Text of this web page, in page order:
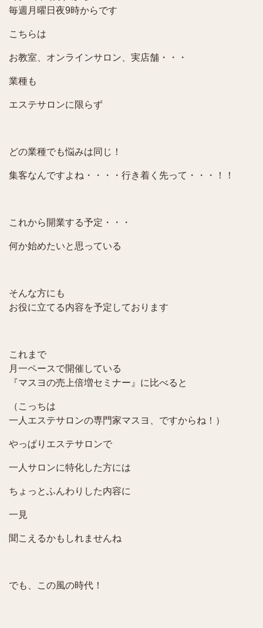
毎週月曜日夜9時からです
こちらは
お教室、オンラインサロン、実店舗・・・
業種も
エステサロンに限らず
どの業種でも悩みは同じ！
集客なんですよね・・・・行き着く先って・・・！！
これから開業する予定・・・
何か始めたいと思っている
そんな方にも
お役に立てる内容を予定しております
これまで
月一ペースで開催している
『マスヨの売上倍増セミナー』に比べると
（こっちは
一人エステサロンの専門家マスヨ、ですからね！）
やっぱりエステサロンで
一人サロンに特化した方には
ちょっとふんわりした内容に
一見
聞こえるかもしれませんね
でも、この風の時代！